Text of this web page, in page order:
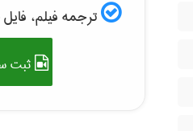
ترجمه فیلم،
ثبت